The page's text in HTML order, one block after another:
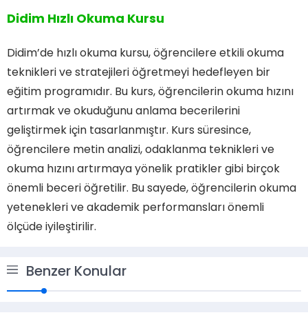
Didim Hızlı Okuma Kursu
Didim’de hızlı okuma kursu, öğrencilere etkili okuma
teknikleri ve stratejileri öğretmeyi hedefleyen bir
eğitim programıdır. Bu kurs, öğrencilerin okuma hızını
artırmak ve okuduğunu anlama becerilerini
geliştirmek için tasarlanmıştır. Kurs süresince,
öğrencilere metin analizi, odaklanma teknikleri ve
okuma hızını artırmaya yönelik pratikler gibi birçok
önemli beceri öğretilir. Bu sayede, öğrencilerin okuma
yetenekleri ve akademik performansları önemli
ölçüde iyileştirilir.
Benzer Konular